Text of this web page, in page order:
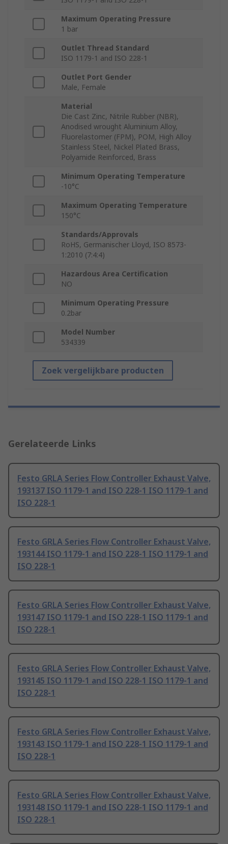
Maximum Operating Pressure
1 bar
Outlet Thread Standard
ISO 1179-1 and ISO 228-1
Outlet Port Gender
Male, Female
Material
Die Cast Zinc, Nitrile Rubber (NBR),
Anodised wrought Aluminium Alloy,
Fluorelastomer (FPM), POM, High Alloy
Stainless Steel, Nickel Plated Brass,
Polyamide Reinforced, Brass
Minimum Operating Temperature
-10°C
Maximum Operating Temperature
150°C
Standards/Approvals
RoHS, Germanischer Lloyd, ISO 8573-
1:2010 (7:4:4)
Hazardous Area Certification
NO
Minimum Operating Pressure
0.2bar
Model Number
534339
Zoek vergelijkbare producten
Gerelateerde Links
Festo GRLA Series Flow Controller Exhaust Valve,
193137 ISO 1179-1 and ISO 228-1 ISO 1179-1 and
ISO 228-1
Festo GRLA Series Flow Controller Exhaust Valve,
193144 ISO 1179-1 and ISO 228-1 ISO 1179-1 and
ISO 228-1
Festo GRLA Series Flow Controller Exhaust Valve,
193147 ISO 1179-1 and ISO 228-1 ISO 1179-1 and
ISO 228-1
Festo GRLA Series Flow Controller Exhaust Valve,
193145 ISO 1179-1 and ISO 228-1 ISO 1179-1 and
ISO 228-1
Festo GRLA Series Flow Controller Exhaust Valve,
193143 ISO 1179-1 and ISO 228-1 ISO 1179-1 and
ISO 228-1
Festo GRLA Series Flow Controller Exhaust Valve,
193148 ISO 1179-1 and ISO 228-1 ISO 1179-1 and
ISO 228-1